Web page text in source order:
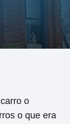
o
o que era